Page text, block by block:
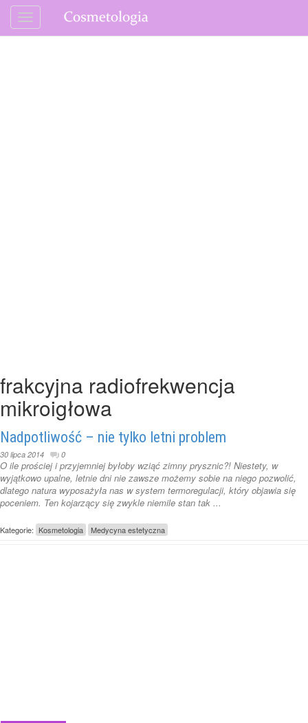
frakcyjna radiofrekwencja
mikroigłowa
Nadpotliwość – nie tylko letni problem
30 lipca 2014 0
O ile prościej i przyjemniej byłoby wziąć zimny prysznic?! Niestety, w
wyjątkowo upalne, letnie dni nie zawsze możemy sobie na niego pozwolić,
dlatego natura wyposażyła nas w system termoregulacji, który objawia się
poceniem. Ten kojarzący się zwykle niemile stan tak ...
Kategorie: Kosmetologia Medycyna estetyczna